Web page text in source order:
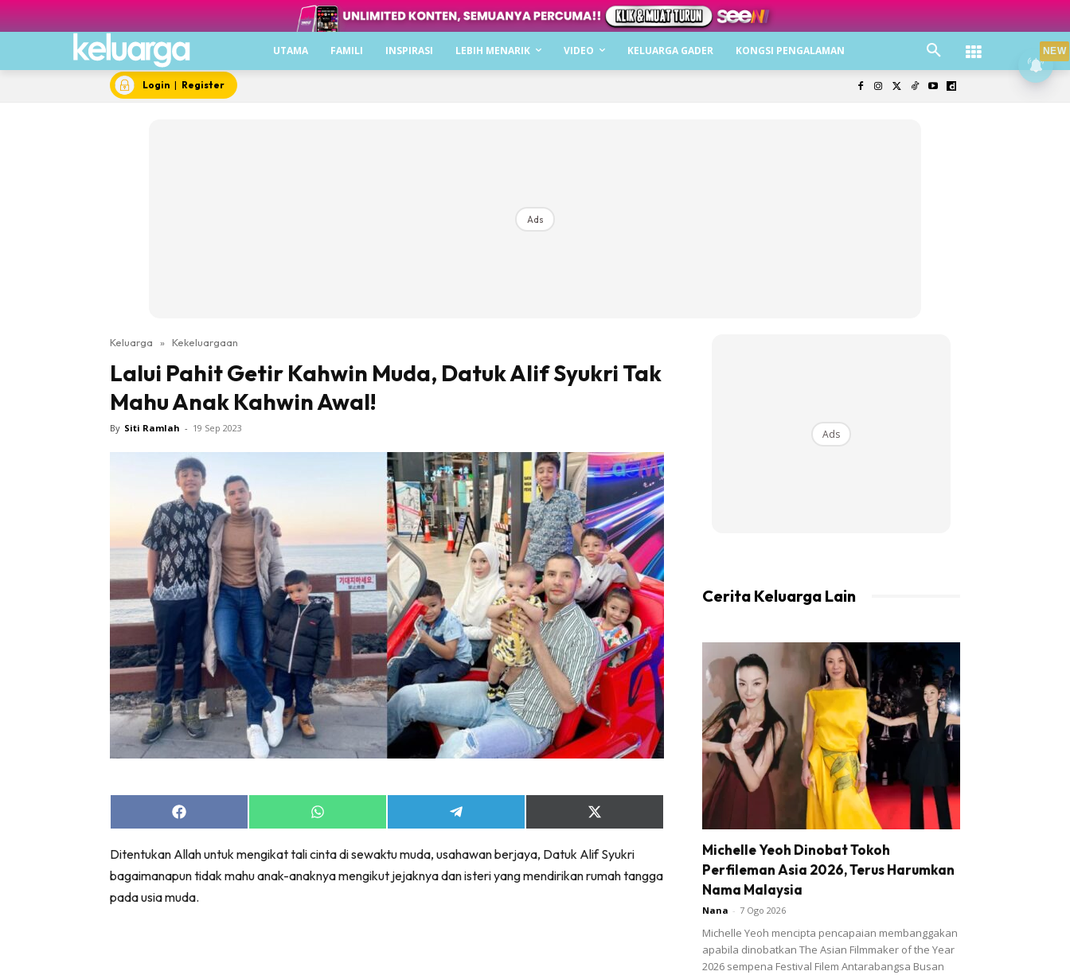
UTAMA FAMILI INSPIRASI LEBIH MENARIK VIDEO KELUARGA GADER KONGSI PENGALAMAN
Login | Register
Ads
Keluarga » Kekeluargaan
Lalui Pahit Getir Kahwin Muda, Datuk Alif Syukri Tak
Mahu Anak Kahwin Awal!
By Siti Ramlah - 19 Sep 2023
Share
on
Share
on
Share
on
Share
on
(Twitter)
Ditentukan Allah untuk mengikat tali cinta di sewaktu muda, usahawan berjaya, Datuk Alif Syukri
bagaimanapun tidak mahu anak-anaknya mengikut jejaknya dan isteri yang mendirikan rumah tangga
pada usia muda.
Ads
Cerita Keluarga Lain
Michelle Yeoh Dinobat Tokoh
Perfileman Asia 2026, Terus Harumkan
Nama Malaysia
Nana - 7 Ogo 2026
Michelle Yeoh mencipta pencapaian membanggakan
apabila dinobatkan The Asian Filmmaker of the Year
2026 sempena Festival Filem Antarabangsa Busan
NEW